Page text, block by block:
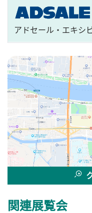
アドセール・エキシ
関連展覧会